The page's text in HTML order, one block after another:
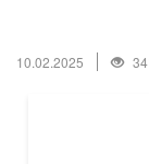
10.02.2025